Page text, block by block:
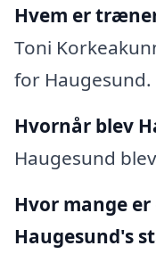
Hvem er
Toni
for Haugesund.
Hvornår blev
Haugesund
Hvor mange
Haugesund's